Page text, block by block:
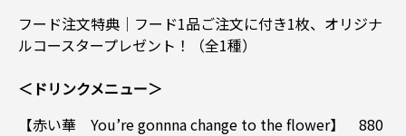
フード注文特典│フード1品ご注文に付き1枚、オリジナ
ルコースタープレゼント！（全1種）
＜ドリンクメニュー＞
【赤い華 You’re gonnna change to the flower】 880